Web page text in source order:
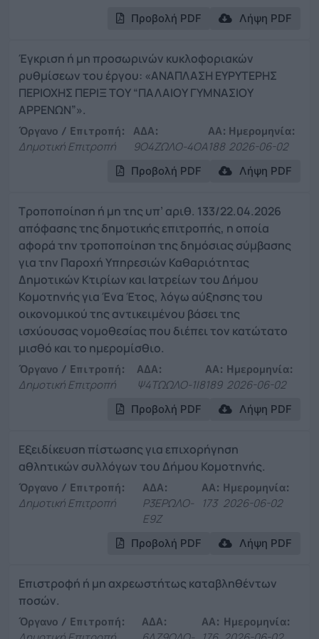
Προβολή PDF Λήψη PDF
Έγκριση ή μη προσωρινών κυκλοφοριακών
ρυθμίσεων του έργου: «ΑΝΑΠΛΑΣΗ ΕΥΡΥΤΕΡΗΣ
ΠΕΡΙΟΧΗΣ ΠΕΡΙΞ ΤΟΥ “ΠΑΛΑΙΟΥ ΓΥΜΝΑΣΙΟΥ
ΑΡΡΕΝΩΝ”».
Όργανο / Επιτροπή:
Δημοτική Επιτροπή
ΑΔΑ:
9Ο4ΖΩΛΟ-4ΟΑ
ΑΑ:
188
Ημερομηνία:
2026-06-02
Προβολή PDF Λήψη PDF
Τροποποίηση ή μη της υπ’ αριθ. 133/22.04.2026
απόφασης της δημοτικής επιτροπής, η οποία
αφορά την τροποποίηση της δημόσιας σύμβασης
για την Παροχή Υπηρεσιών Καθαριότητας
Δημοτικών Κτιρίων και Ιατρείων του Δήμου
Κομοτηνής για Ένα Έτος, λόγω αύξησης του
οικονομικού της αντικειμένου βάσει της
ισχύουσας νομοθεσίας που διέπει τον κατώτατο
μισθό και το ημερομίσθιο.
Όργανο / Επιτροπή:
Δημοτική Επιτροπή
ΑΔΑ:
Ψ4ΤΩΩΛΟ-1Ι8
ΑΑ:
189
Ημερομηνία:
2026-06-02
Προβολή PDF Λήψη PDF
Εξειδίκευση πίστωσης για επιχορήγηση
αθλητικών συλλόγων του Δήμου Κομοτηνής.
Όργανο / Επιτροπή:
Δημοτική Επιτροπή
ΑΔΑ:
Ρ3ΕΡΩΛΟ-
Ε9Ζ
ΑΑ:
173
Ημερομηνία:
2026-06-02
Προβολή PDF Λήψη PDF
Επιστροφή ή μη αχρεωστήτως καταβληθέντων
ποσών.
Όργανο / Επιτροπή:
ΑΔΑ:
ΑΑ: Ημερομηνία: